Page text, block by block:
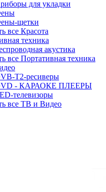
для укладки
щетки
все Красота
техника
акустика
все Портативная техника
T2-ресиверы
- КАРАОКЕ ПЛЕЕРЫ
телевизоры
все ТВ и Видео